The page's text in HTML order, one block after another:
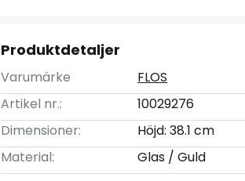
Produktdetaljer
Varumärke
FLOS
Artikel nr.:
10029276
Dimensioner:
Höjd: 38.1 cm
Material:
Glas / Guld